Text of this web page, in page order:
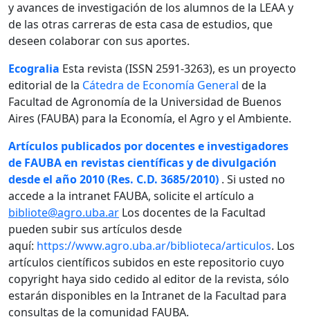
y avances de investigación de los alumnos de la LEAA y
de las otras carreras de esta casa de estudios, que
deseen colaborar con sus aportes.
Ecogralia Esta revista (ISSN 2591-3263), es un proyecto
editorial de la Cátedra de Economía General de la
Facultad de Agronomía de la Universidad de Buenos
Aires (FAUBA) para la Economía, el Agro y el Ambiente.
Artículos publicados por docentes e investigadores
de FAUBA en revistas científicas y de divulgación
desde el año 2010 (Res. C.D. 3685/2010) . Si usted no
accede a la intranet FAUBA, solicite el artículo a
bibliote@agro.uba.ar Los docentes de la Facultad
pueden subir sus artículos desde
aquí: https://www.agro.uba.ar/biblioteca/articulos. Los
artículos científicos subidos en este repositorio cuyo
copyright haya sido cedido al editor de la revista, sólo
estarán disponibles en la Intranet de la Facultad para
consultas de la comunidad FAUBA.